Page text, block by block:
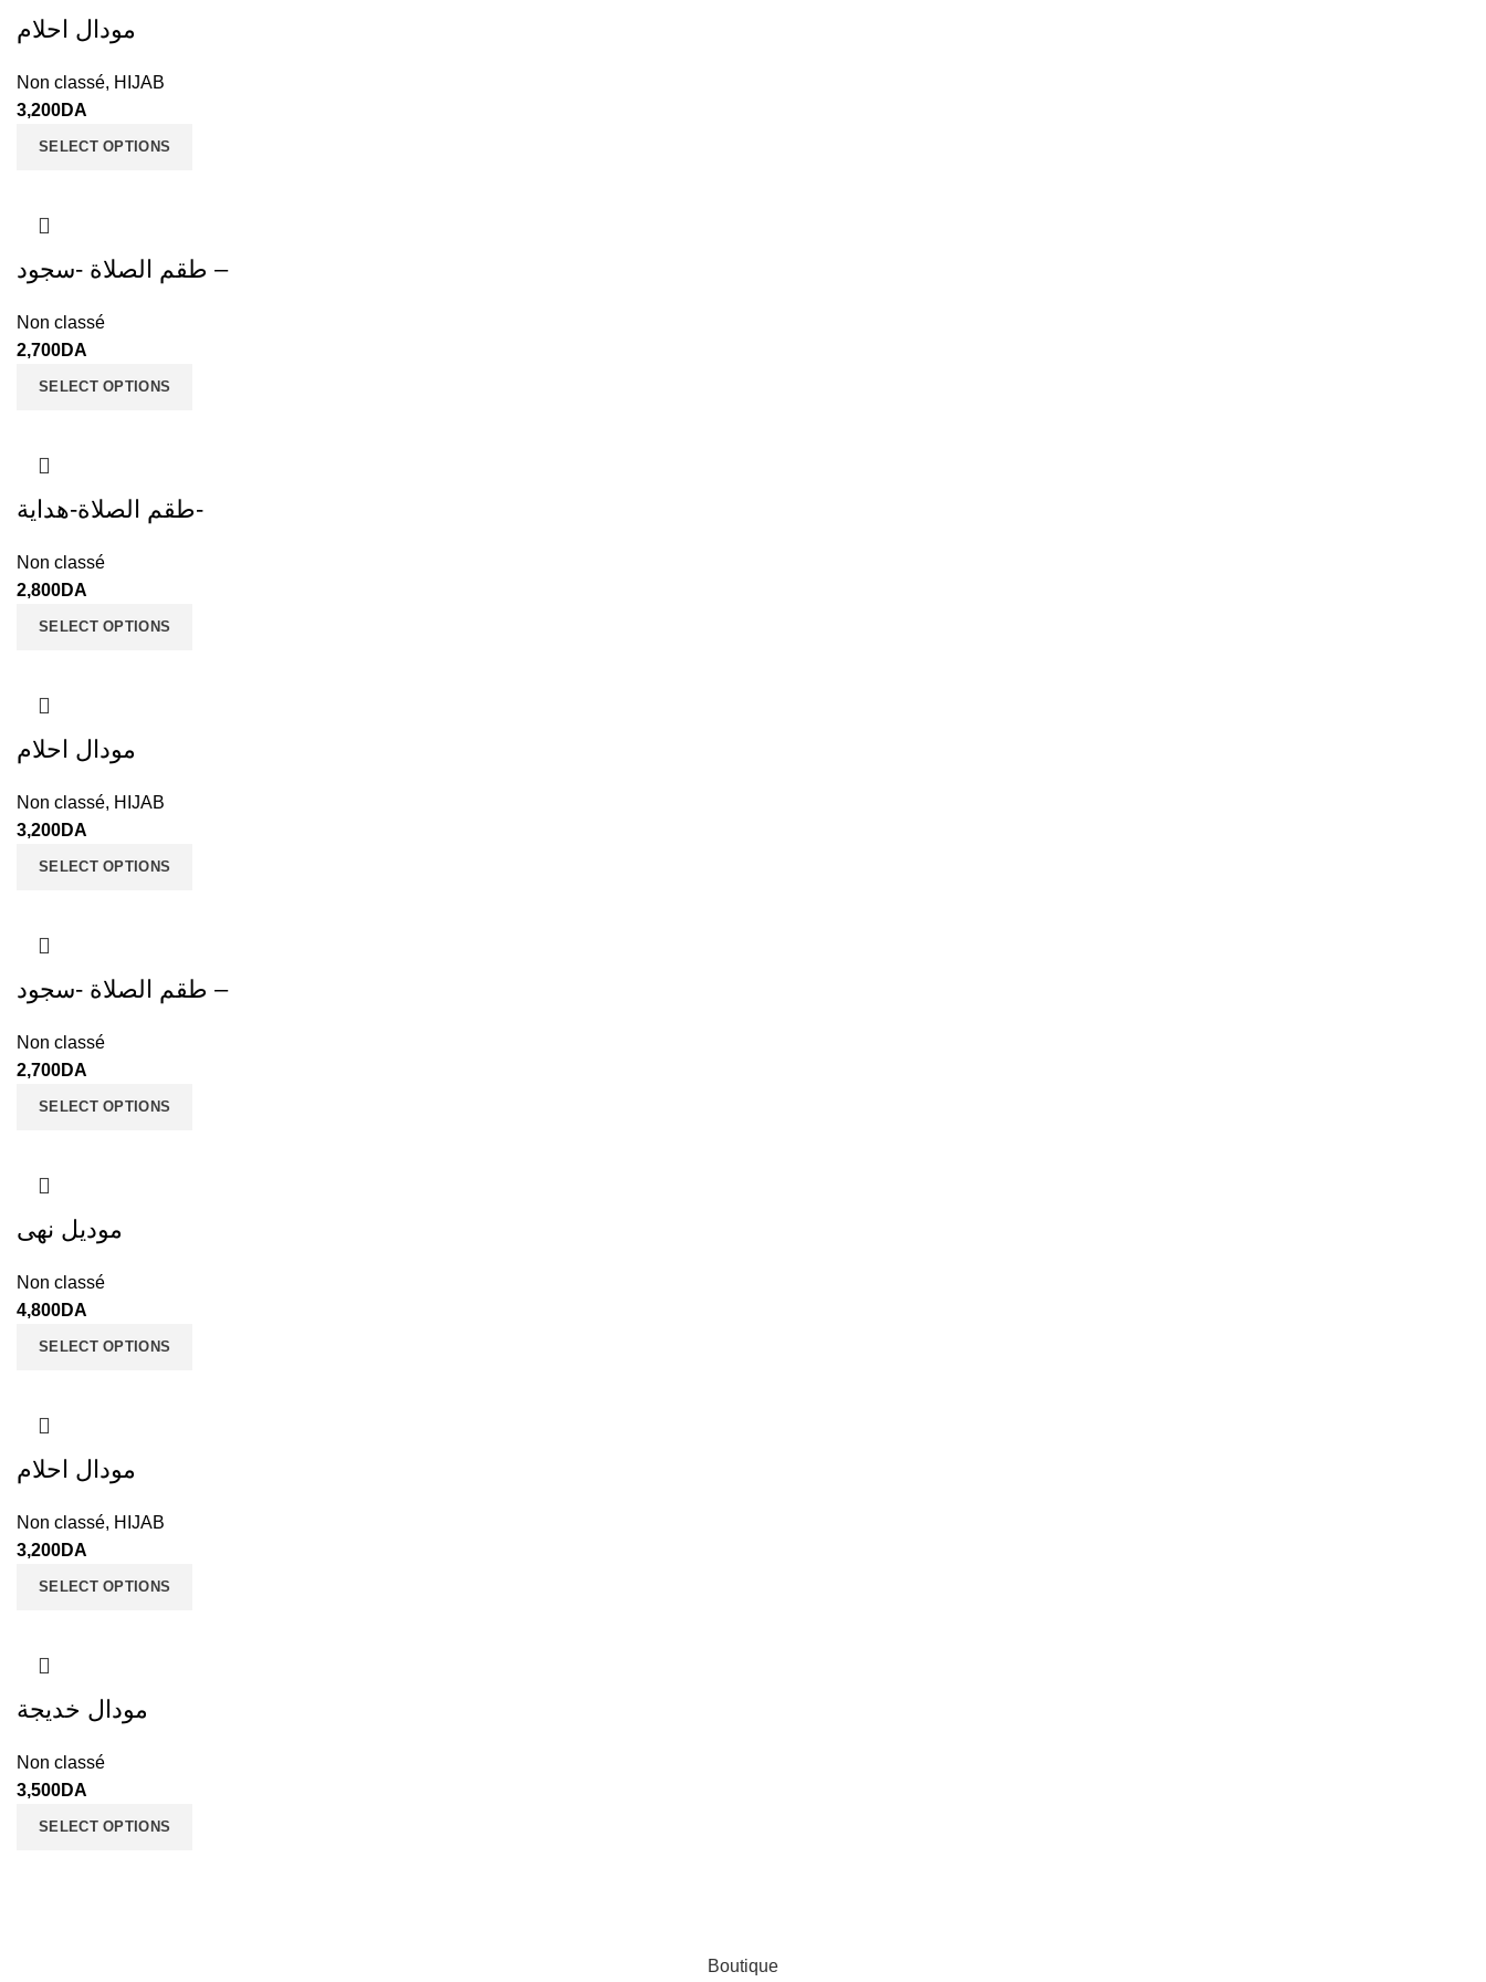
مودال احلام
Non classé, HIJAB
3,200DA
SELECT OPTIONS
طقم الصلاة -سجود –
Non classé
2,700DA
SELECT OPTIONS
طقم الصلاة-هداية-
Non classé
2,800DA
SELECT OPTIONS
مودال احلام
Non classé, HIJAB
3,200DA
SELECT OPTIONS
طقم الصلاة -سجود –
Non classé
2,700DA
SELECT OPTIONS
موديل نهى
Non classé
4,800DA
SELECT OPTIONS
مودال احلام
Non classé, HIJAB
3,200DA
SELECT OPTIONS
مودال خديجة
Non classé
3,500DA
SELECT OPTIONS
Boutique